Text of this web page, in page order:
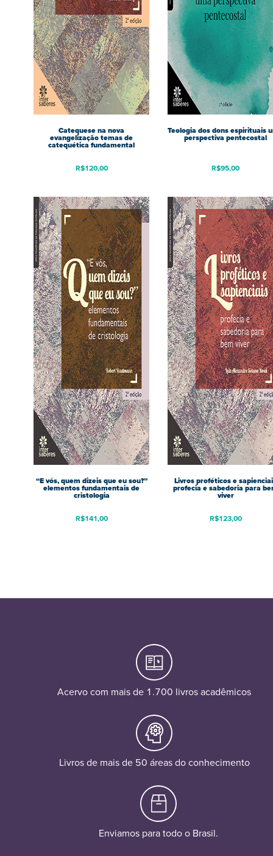
Catequese na nova
evangelização temas de
catequética fundamental
R$120,00
Teologia dos dons espirituais
perspectiva pentecostal
R$95,00
“E vós, quem dizeis que eu sou?”
elementos fundamentais de
cristologia
R$141,00
Livros proféticos e
profecia e sabedoria para
viver
R$123,00
Acervo com mais de 1.700 livros acadêmicos
Livros de mais de 50 áreas do conhecimento
Enviamos para todo o Brasil.